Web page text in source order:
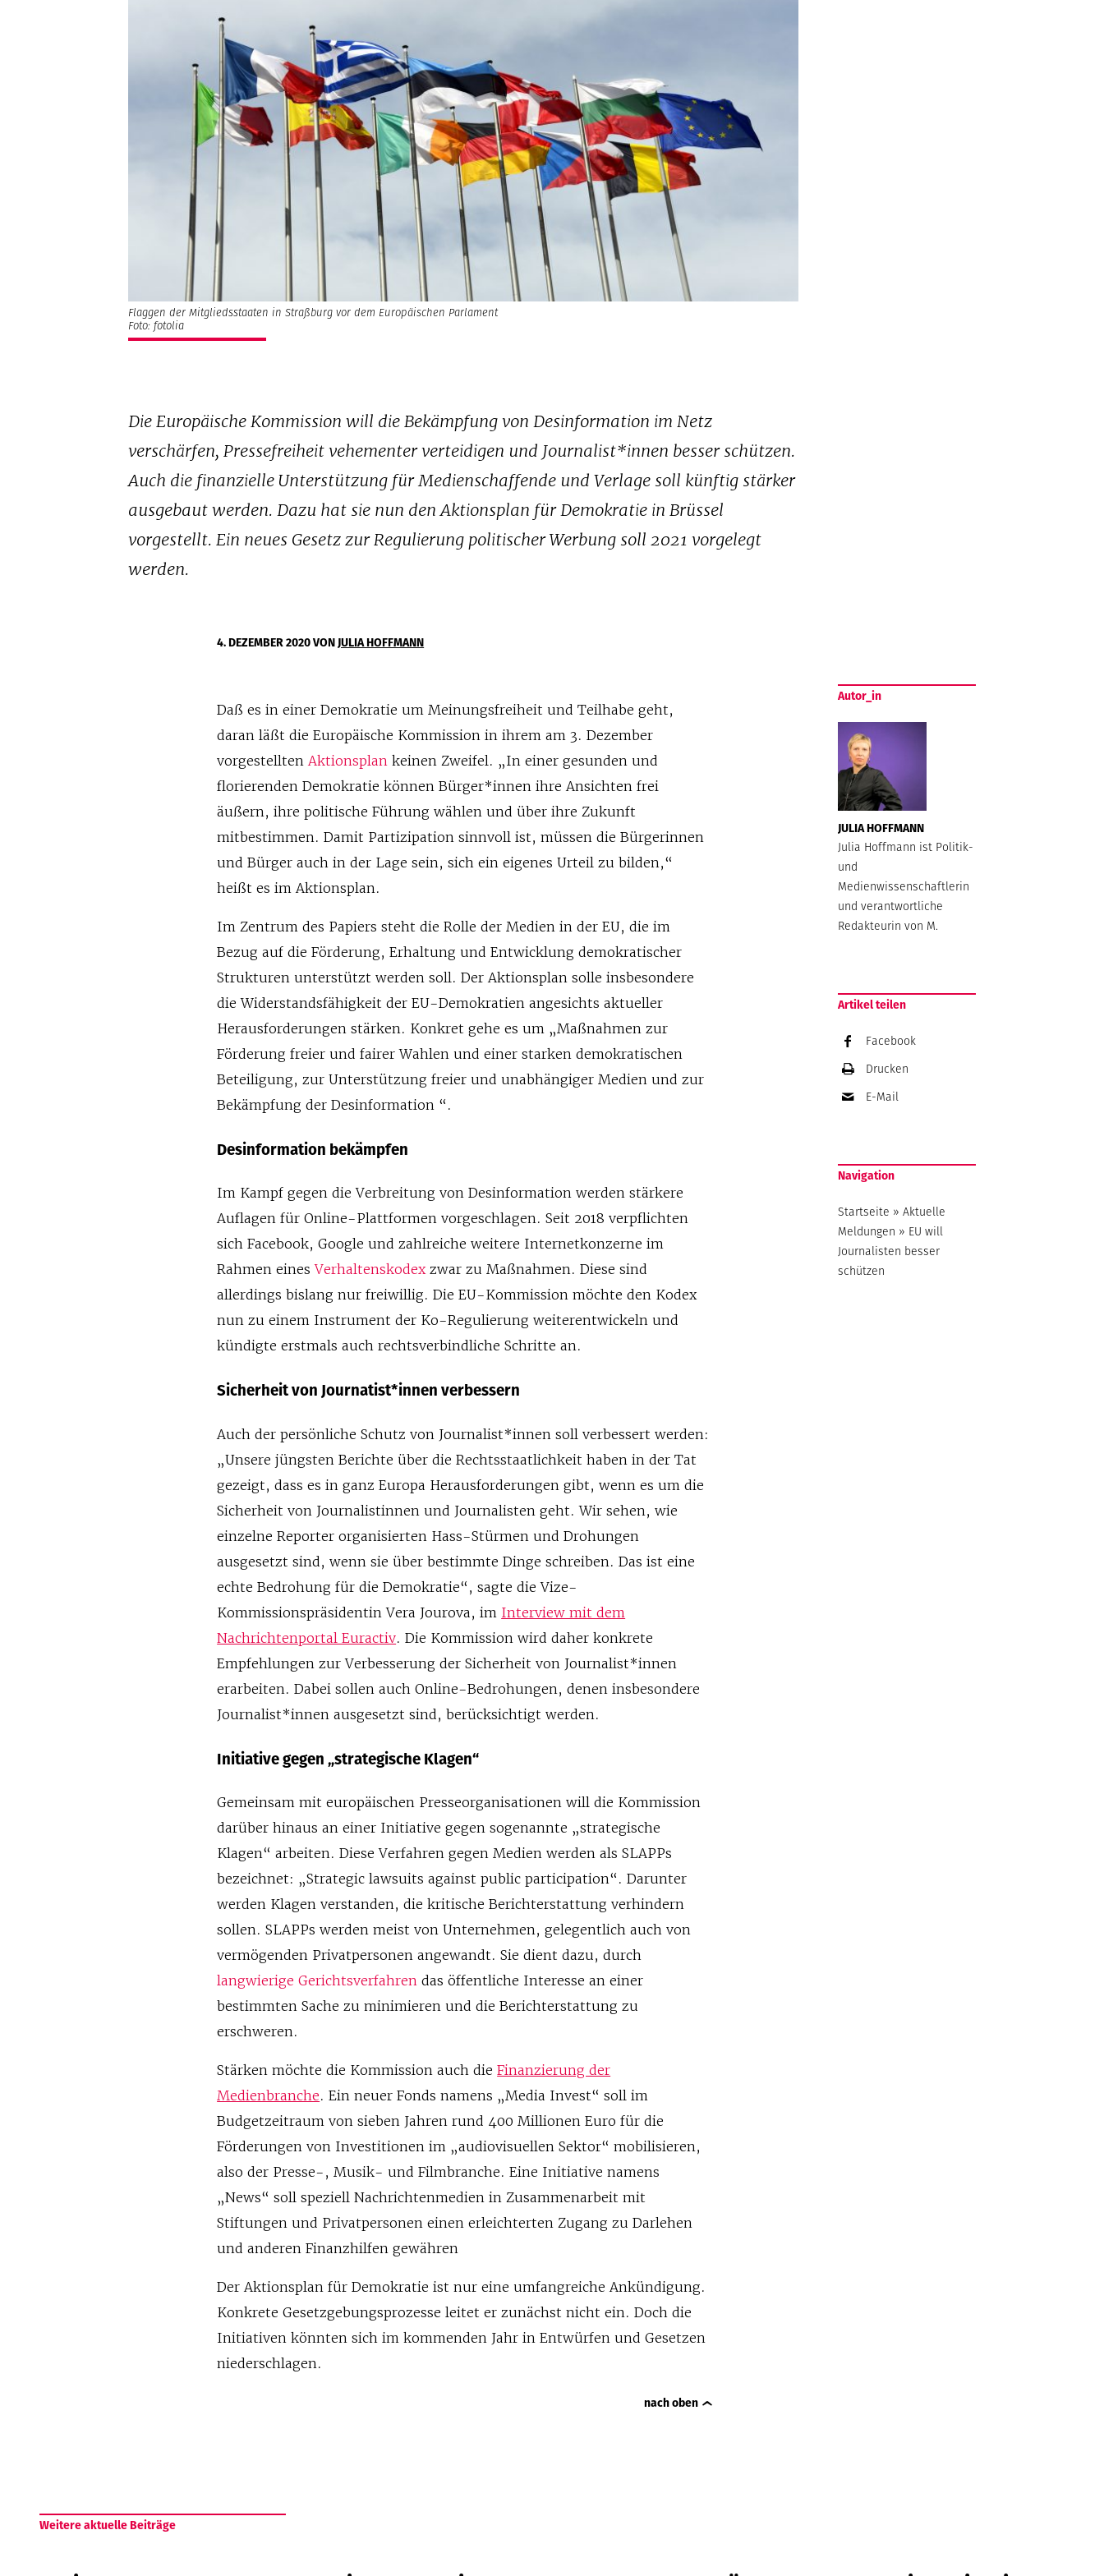
Flaggen der Mitgliedsstaaten in Straßburg vor dem Europäischen Parlament
Foto: fotolia
Die Europäische Kommission will die Bekämpfung von Desinformation im Netz
verschärfen, Pressefreiheit vehementer verteidigen und Journalist*innen besser schützen.
Auch die finanzielle Unterstützung für Medienschaffende und Verlage soll künftig stärker
ausgebaut werden. Dazu hat sie nun den Aktionsplan für Demokratie in Brüssel
vorgestellt. Ein neues Gesetz zur Regulierung politischer Werbung soll 2021 vorgelegt
werden.
4. DEZEMBER 2020VON JULIA HOFFMANN
Daß es in einer Demokratie um Meinungsfreiheit und Teilhabe geht,
daran läßt die Europäische Kommission in ihrem am 3. Dezember
vorgestellten Aktionsplan keinen Zweifel. „In einer gesunden und
florierenden Demokratie können Bürger*innen ihre Ansichten frei
äußern, ihre politische Führung wählen und über ihre Zukunft
mitbestimmen. Damit Partizipation sinnvoll ist, müssen die Bürgerinnen
und Bürger auch in der Lage sein, sich ein eigenes Urteil zu bilden,“
heißt es im Aktionsplan.
Im Zentrum des Papiers steht die Rolle der Medien in der EU, die im
Bezug auf die Förderung, Erhaltung und Entwicklung demokratischer
Strukturen unterstützt werden soll. Der Aktionsplan solle insbesondere
die Widerstandsfähigkeit der EU-Demokratien angesichts aktueller
Herausforderungen stärken. Konkret gehe es um „Maßnahmen zur
Förderung freier und fairer Wahlen und einer starken demokratischen
Beteiligung, zur Unterstützung freier und unabhängiger Medien und zur
Bekämpfung der Desinformation “.
Desinformation bekämpfen
Im Kampf gegen die Verbreitung von Desinformation werden stärkere
Auflagen für Online-Plattformen vorgeschlagen. Seit 2018 verpflichten
sich Facebook, Google und zahlreiche weitere Internetkonzerne im
Rahmen einesVerhaltenskodexzwar zu Maßnahmen. Diese sind
allerdings bislang nur freiwillig. Die EU-Kommission möchte den Kodex
nun zu einem Instrument der Ko-Regulierung weiterentwickeln und
kündigte erstmals auch rechtsverbindliche Schritte an.
Sicherheit von Journatist*innen verbessern
Auch der persönliche Schutz von Journalist*innen soll verbessert werden:
„Unsere jüngsten Berichte über die Rechtsstaatlichkeit haben in der Tat
gezeigt, dass es in ganz Europa Herausforderungen gibt, wenn es um die
Sicherheit von Journalistinnen und Journalisten geht. Wir sehen, wie
einzelne Reporter organisierten Hass-Stürmen und Drohungen
ausgesetzt sind, wenn sie über bestimmte Dinge schreiben. Das ist eine
echte Bedrohung für die Demokratie“, sagte die Vize-
Kommissionspräsidentin Vera Jourova, im Interview mit dem
Nachrichtenportal Euractiv. Die Kommission wird daher konkrete
Empfehlungen zur Verbesserung der Sicherheit von Journalist*innen
erarbeiten. Dabei sollen auch Online-Bedrohungen, denen insbesondere
Journalist*innen ausgesetzt sind, berücksichtigt werden.
Initiative gegen „strategische Klagen“
Gemeinsam mit europäischen Presseorganisationen will die Kommission
darüber hinaus an einer Initiative gegen sogenannte „strategische
Klagen“ arbeiten. Diese Verfahren gegen Medien werden als SLAPPs
bezeichnet: „Strategic lawsuits against public participation“. Darunter
werden Klagen verstanden, die kritische Berichterstattung verhindern
sollen. SLAPPs werden meist von Unternehmen, gelegentlich auch von
vermögenden Privatpersonen angewandt. Sie dient dazu, durch
langwierige Gerichtsverfahren das öffentliche Interesse an einer
bestimmten Sache zu minimieren und die Berichterstattung zu
erschweren.
Stärken möchte die Kommission auch dieFinanzierung der
Medienbranche. Ein neuer Fonds namens „Media Invest“ soll im
Budgetzeitraum von sieben Jahren rund 400 Millionen Euro für die
Förderungen von Investitionen im „audiovisuellen Sektor“ mobilisieren,
also der Presse-, Musik- und Filmbranche. Eine Initiative namens
„News“ soll speziell Nachrichtenmedien in Zusammenarbeit mit
Stiftungen und Privatpersonen einen erleichterten Zugang zu Darlehen
und anderen Finanzhilfen gewähren
Der Aktionsplan für Demokratie ist nur eine umfangreiche Ankündigung.
Konkrete Gesetzgebungsprozesse leitet er zunächst nicht ein. Doch die
Initiativen könnten sich im kommenden Jahr in Entwürfen und Gesetzen
niederschlagen.
nach oben
Autor_in
JULIA HOFFMANN
Julia Hoffmann ist Politik-
und
Medienwissenschaftlerin
und verantwortliche
Redakteurin von M.
Artikel teilen
Facebook
Drucken
E-Mail
Navigation
Startseite »Aktuelle
Meldungen » EU will
Journalisten besser
schützen
Weitere aktuelle Beiträge